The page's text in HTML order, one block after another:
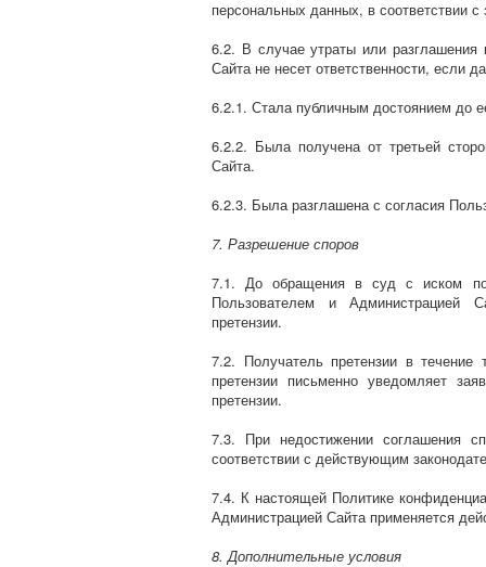
персональных данных, в соответствии
6.2. В случае утраты или
Сайта не несет ответственности, если
6.2.1. Стала публичным достоянием до
6.2.2. Была получена от третьей
Сайта.
6.2.3. Была разглашена с согласия
7. Разрешение споров
7.1. До обращения в суд с иском
Пользователем и Администрацией
претензии.
7.2. Получатель претензии в
претензии письменно уведомляет
претензии.
7.3. При недостижении соглашения
соответствии с действующим
7.4. К настоящей Политике
Администрацией Сайта применяется
8. Дополнительные условия